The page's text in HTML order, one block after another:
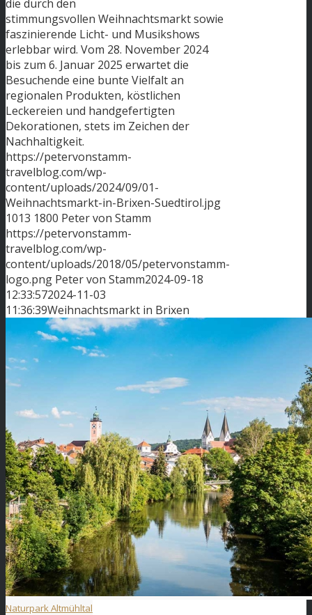
die durch den
stimmungsvollen Weihnachtsmarkt sowie
faszinierende Licht- und Musikshows
erlebbar wird. Vom 28. November 2024
bis zum 6. Januar 2025 erwartet die
Besuchende eine bunte Vielfalt an
regionalen Produkten, köstlichen
Leckereien und handgefertigten
Dekorationen, stets im Zeichen der
Nachhaltigkeit.
https://petervonstamm-
travelblog.com/wp-
content/uploads/2024/09/01-
Weihnachtsmarkt-in-Brixen-Suedtirol.jpg
1013 1800 Peter von Stamm
https://petervonstamm-
travelblog.com/wp-
content/uploads/2018/05/petervonstamm-
logo.png Peter von Stamm2024-09-18
12:33:572024-11-03
11:36:39Weihnachtsmarkt in Brixen
Naturpark Altmühltal